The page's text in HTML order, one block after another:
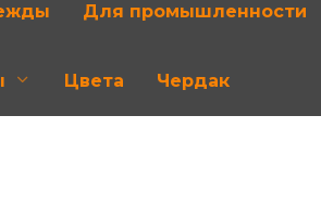
Для промышленности
Цвета Чердак